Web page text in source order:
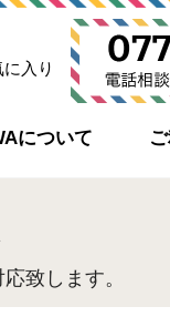
に入り
について
致します。